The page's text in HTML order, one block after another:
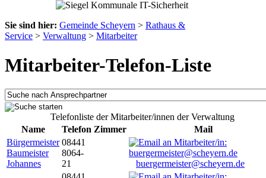
Sie sind hier: Gemeinde Scheyern > Rathaus &
Service > Verwaltung > Mitarbeiter
Mitarbeiter-Telefon-Liste
Telefonliste der Mitarbeiter/innen der Verwaltung
Name
Telefon Zimmer
Mail
Bürgermeister
Baumeister
Johannes
08441
8064-
21
buergermeister@scheyern.de